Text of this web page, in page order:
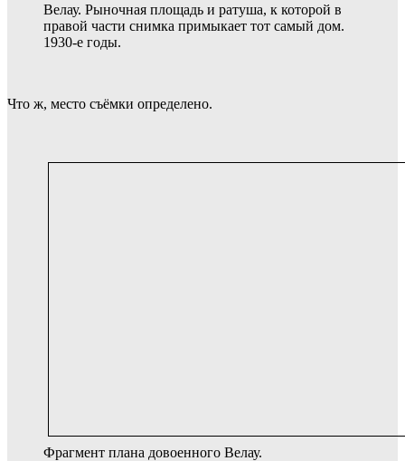
Велау. Рыночная площадь и ратуша, к которой в
правой части снимка примыкает тот самый дом.
1930-е годы.
Что ж, место съёмки определено.
Фрагмент плана довоенного Велау.